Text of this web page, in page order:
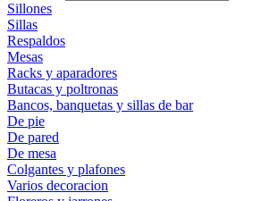
Sillones
Sillas
Respaldos
Mesas
Racks y aparadores
Butacas y poltronas
Bancos, banquetas y sillas de bar
De pie
De pared
De mesa
Colgantes y plafones
Varios decoracion